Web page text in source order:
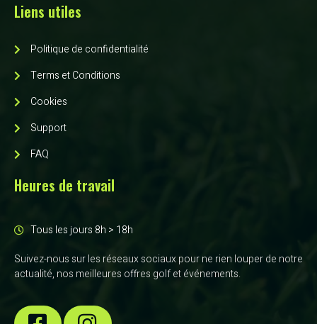
Liens utiles
Politique de confidentialité
Terms et Conditions
Cookies
Support
FAQ
Heures de travail
Tous les jours 8h > 18h
Suivez-nous sur les réseaux sociaux pour ne rien louper de notre
actualité, nos meilleures offres golf et événements.